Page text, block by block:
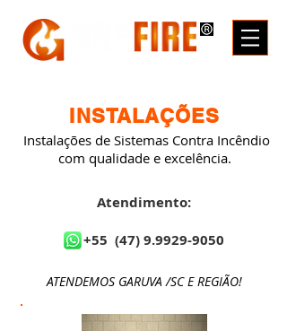
INSTALAÇÕES
Instalações de Sistemas Contra Incêndio
com qualidade e excelência.
Atendimento:
+55 (47) 9.9929-9050
ATENDEMOS GARUVA /SC E REGIÃO!